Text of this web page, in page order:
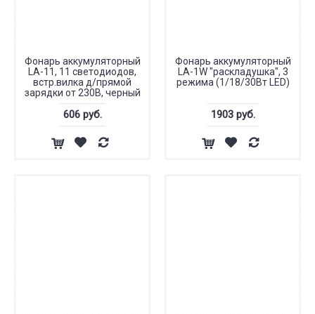
Фонарь аккумуляторный
LA-11, 11 светодиодов,
встр.вилка д/прямой
зарядки от 230В, черный
606 руб.
Фонарь аккумуляторный
LA-1W "раскладушка", 3
режима (1/18/30Вт LED)
1903 руб.